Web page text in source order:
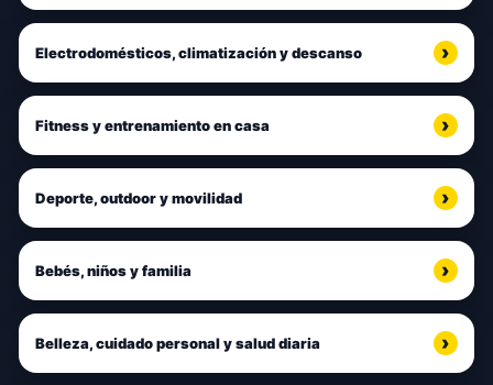
Electrodomésticos, climatización y descanso
Fitness y entrenamiento en casa
Deporte, outdoor y movilidad
Bebés, niños y familia
Belleza, cuidado personal y salud diaria